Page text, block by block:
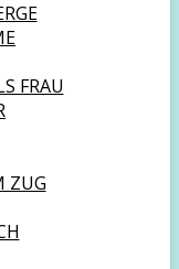
FRAU
ZUG